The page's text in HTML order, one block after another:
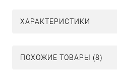
ХАРАКТЕРИСТИКИ
ПОХОЖИЕ ТОВАРЫ (8)